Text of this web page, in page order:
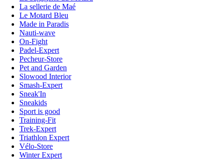
La sellerie de Maé
Le Motard Bleu
Made in Paradis
Nauti-wave
On-Fight
Padel-Expert
Pecheur-Store
Pet and Garden
Slowood Interior
Smash-Expert
Sneak'In
Sneakids
Sport is good
Training-Fit
Trek-Expert
Triathlon Expert
Vélo-Store
Winter Expert